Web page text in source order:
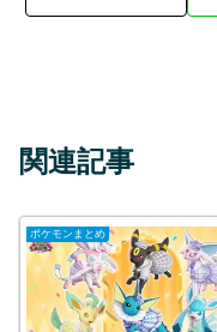
関連記事
ポケモンまとめ